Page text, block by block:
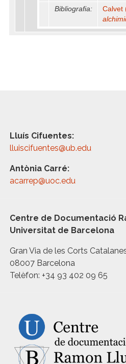
Bibliografia:
Calvet
Lluís Cifuentes:
lluiscifuentes@ub.edu
Antònia Carré:
acarrep@uoc.edu
Centre de Documentació
Universitat de Barcelona
Gran Via de les Corts
08007 Barcelona
Telèfon: +34 93 402 09 65